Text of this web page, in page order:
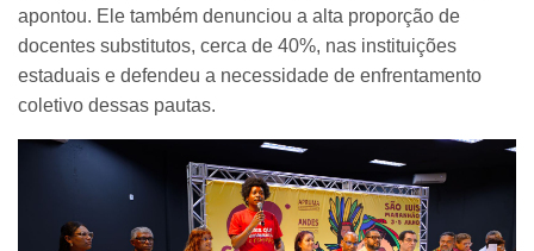
apontou. Ele também denunciou a alta proporção de
docentes substitutos, cerca de 40%, nas instituições
estaduais e defendeu a necessidade de enfrentamento
coletivo dessas pautas.